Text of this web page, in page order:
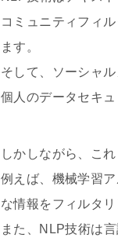
コミュニティフィ
ます。
そして、ソーシャ
個人のデータセキ
しかしながら、こ
例えば、機械学習
な情報をフィルタ
また、NLP技術は